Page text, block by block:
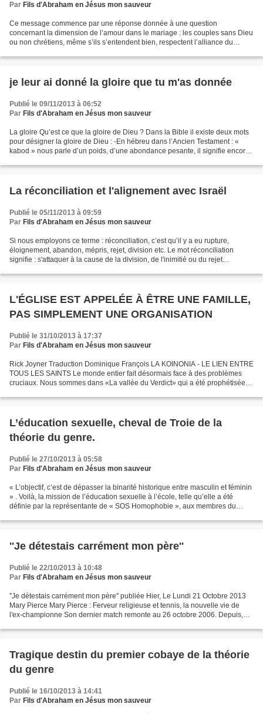
Par Fils d'Abraham en Jésus mon sauveur
Ce message commence par une réponse donnée à une question
concernant la dimension de l’amour dans le mariage : les couples sans Dieu
ou non chrétiens, même s’ils s’entendent bien, respectent l’alliance du
je leur ai donné la gloire que tu m'as donnée
Publié le 09/11/2013 à 06:52
Par Fils d'Abraham en Jésus mon sauveur
La gloire Qu’est ce que la gloire de Dieu ? Dans la Bible il existe deux mots
pour désigner la gloire de Dieu : -En hébreu dans l’Ancien Testament : «
kabod » nous parle d’un poids, d’une abondance pesante, il signifie encore :
La réconciliation et l'alignement avec Israël
Publié le 05/11/2013 à 09:59
Par Fils d'Abraham en Jésus mon sauveur
Si nous employons ce terme : réconciliation, c’est qu’il y a eu rupture,
éloignement, abandon, mépris, rejet, division etc. Le mot réconciliation
signifie : s'attaquer à la cause de la division, de l'inimitié ou du rejet
L'ÉGLISE EST APPELÉE À ÊTRE UNE FAMILLE,
PAS SIMPLEMENT UNE ORGANISATION
Publié le 31/10/2013 à 17:37
Par Fils d'Abraham en Jésus mon sauveur
Rick Joyner Traduction Dominique François LA KOINONIA - LE LIEN ENTRE
TOUS LES SAINTS Le monde entier fait désormais face à des problèmes
cruciaux. Nous sommes dans «La vallée du Verdict» qui a été prophétisée
L’éducation sexuelle, cheval de Troie de la
théorie du genre.
Publié le 27/10/2013 à 05:58
Par Fils d'Abraham en Jésus mon sauveur
« L’objectif, c’est de dépasser la binarité historique entre masculin et féminin
» . Voilà, la mission de l’éducation sexuelle à l’école, telle qu’elle a été
définie par la représentante de « SOS Homophobie », aux membres du
''Je détestais carrément mon père''
Publié le 22/10/2013 à 10:48
Par Fils d'Abraham en Jésus mon sauveur
''Je détestais carrément mon père'' publiée Hier, Le Lundi 21 Octobre 2013
Mary Pierce Mary Pierce : Ferveur religieuse et tennis, la nouvelle vie de
l'ex-championne Son dernier match remonte au 26 octobre 2006. Depuis,
Tragique destin du premier cobaye de la théorie
du genre
Publié le 16/10/2013 à 14:41
Par Fils d'Abraham en Jésus mon sauveur